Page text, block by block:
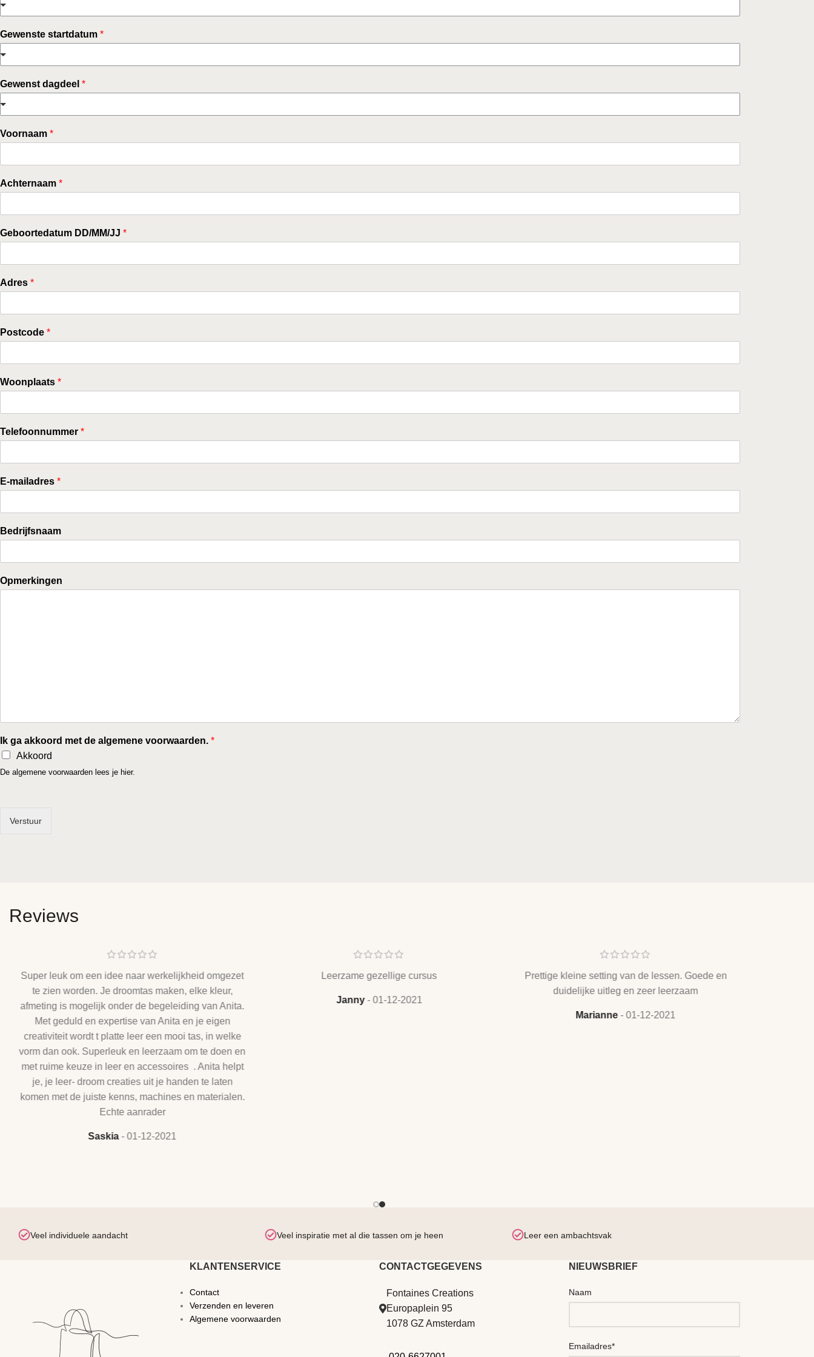
Gewenste startdatum *
Gewenst dagdeel *
Voornaam *
Achternaam *
Geboortedatum DD/MM/JJ *
Adres *
Postcode *
Woonplaats *
Telefoonnummer *
E-mailadres *
Bedrijfsnaam
Opmerkingen
Ik ga akkoord met de algemene voorwaarden. *
Akkoord
De algemene voorwaarden lees je hier.
Verstuur
Reviews
Super leuk om een idee naar werkelijkheid omgezet
te zien worden. Je droomtas maken, elke kleur,
afmeting is mogelijk onder de begeleiding van Anita.
Met geduld en expertise van Anita en je eigen
creativiteit wordt t platte leer een mooi tas, in welke
vorm dan ook. Superleuk en leerzaam om te doen en
met ruime keuze in leer en accessoires . Anita helpt
je, je leer- droom creaties uit je handen te laten
komen met de juiste kenns, machines en materialen.
Echte aanrader
Saskia 01-12-2021
Leerzame gezellige cursus
Janny 01-12-2021
Prettige kleine setting van de lessen. Goede en
duidelijke uitleg en zeer leerzaam
Marianne 01-12-2021
Veel individuele aandacht Veel inspiratie met al die tassen om je heen Leer een ambachtsvak
KLANTENSERVICE
Contact
Verzenden en leveren
Algemene voorwaarden
CONTACTGEGEVENS
Fontaines Creations
Europaplein 95
1078 GZ Amsterdam
NIEUWSBRIEF
Naam
Emailadres*